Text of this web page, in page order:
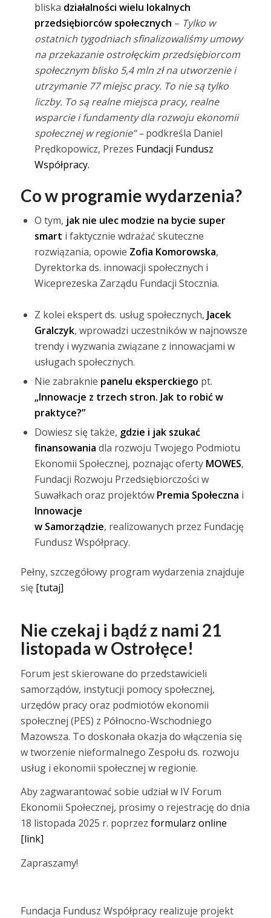
bliska działalności wielu lokalnych
przedsiębiorców społecznych – Tylko w
ostatnich tygodniach sfinalizowaliśmy umowy
na przekazanie ostrołęckim przedsiębiorcom
społecznym blisko 5,4 mln zł na utworzenie i
utrzymanie 77 miejsc pracy. To nie są tylko
liczby. To są realne miejsca pracy, realne
wsparcie i fundamenty dla rozwoju ekonomii
społecznej w regionie” –podkreśla Daniel
Prędkopowicz, Prezes Fundacji Fundusz
Współpracy.
Co w programie wydarzenia?
O tym, jak nie ulec modzie na bycie super
smart i faktycznie wdrażać skuteczne
rozwiązania, opowie Zofia Komorowska,
Dyrektorka ds. innowacji społecznych i
Wiceprezeska Zarządu Fundacji Stocznia.
Z kolei ekspert ds. usług społecznych, Jacek
Gralczyk, wprowadzi uczestników w najnowsze
trendy i wyzwania związane z innowacjami w
usługach społecznych.
Nie zabraknie panelu eksperckiego pt.
„Innowacje z trzech stron. Jak to robić w
praktyce?”
Dowiesz się także, gdzie i jak szukać
finansowania dla rozwoju Twojego Podmiotu
Ekonomii Społecznej, poznając oferty MOWES,
Fundacji Rozwoju Przedsiębiorczości w
Suwałkach oraz projektów Premia Społeczna i
Innowacje
w Samorządzie, realizowanych przez Fundację
Fundusz Współpracy.
Pełny, szczegółowy program wydarzenia znajduje
się [tutaj]
Nie czekaj i bądź z nami 21
listopada w Ostrołęce!
Forum jest skierowane do przedstawicieli
samorządów, instytucji pomocy społecznej,
urzędów pracy oraz podmiotów ekonomii
społecznej (PES) z Północno-Wschodniego
Mazowsza. To doskonała okazja do włączenia się
w tworzenie nieformalnego Zespołu ds. rozwoju
usług i ekonomii społecznej w regionie.
Aby zagwarantować sobie udział w IV Forum
Ekonomii Społecznej, prosimy o rejestrację do dnia
18 listopada 2025 r. poprzez formularz online
[link]
Zapraszamy!
Fundacja Fundusz Współpracy realizuje projekt